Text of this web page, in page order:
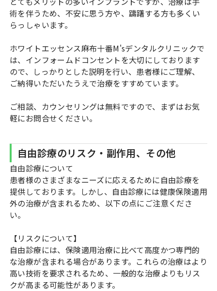
術を伴うため、不安に思う方や、躊躇する方も多くい
らっしゃいます。
ホワイトエッセンス麻布十番M'sデンタルクリニックで
は、インフォームドコンセントを大切にしております
ので、しっかりとした説明を行い、患者様にご理解、
ご納得いただいたうえで治療をすすめています。
ご相談、カウンセリングは無料ですので、まずはお気
軽にお問合せください。
自由診療のリスク・副作用、その他
自由診療について
患者様のさまざまなニーズに応えるために自由診療を
提供しております。しかし、自由診療には健康保険適用
外の治療が含まれるため、以下の点にご注意くださ
い。
【リスクについて】
自由診療には、保険適用治療に比べて高度かつ専門的
な治療が含まれる場合があります。これらの治療はより
高い技術を要求されるため、一般的な治療よりもリス
クが高まる可能性があります。